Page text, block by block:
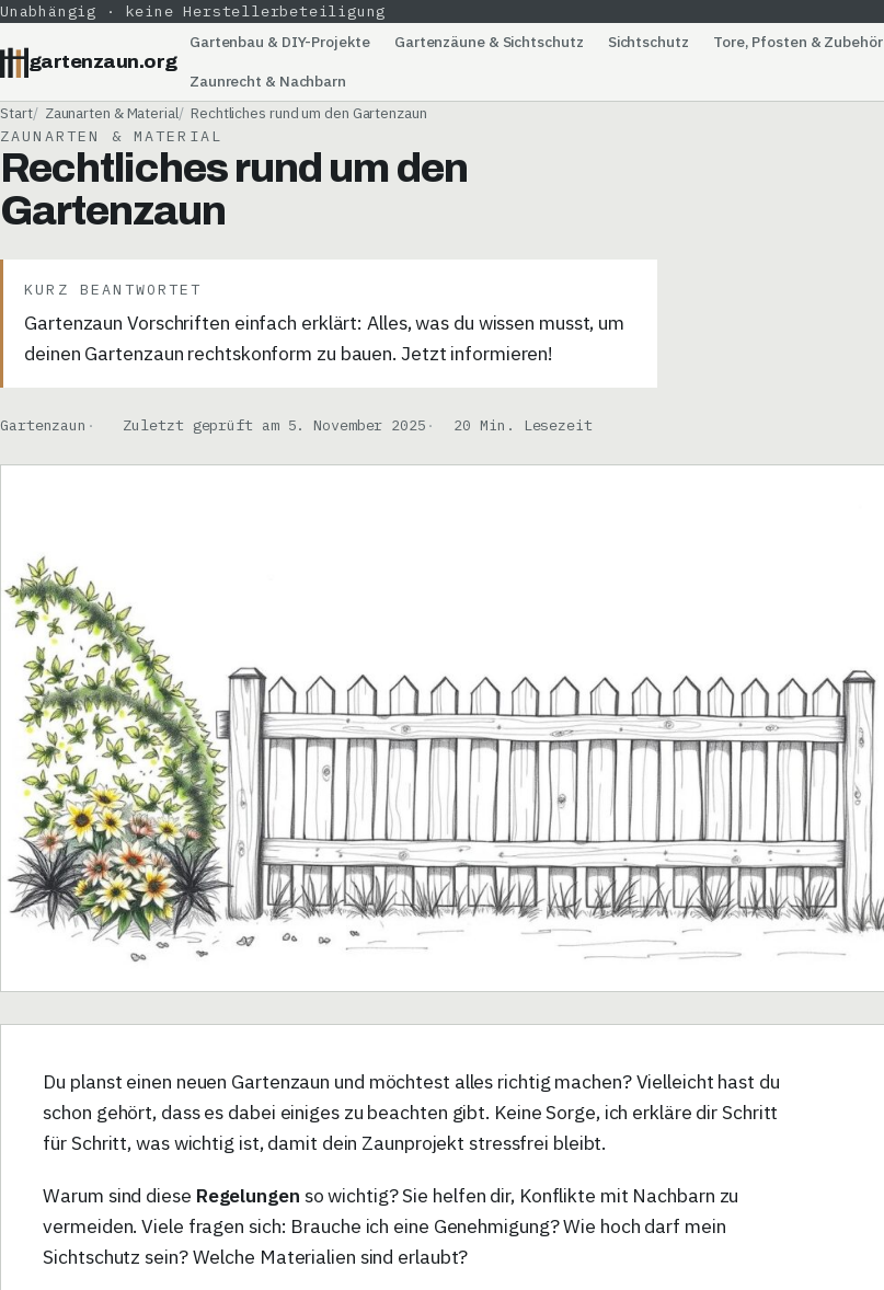
Unabhängig · keine Herstellerbeteiligung
gartenzaun.org
Gartenbau & DIY-Projekte Gartenzäune & Sichtschutz Sichtschutz Tore, Pfosten & Zubehör
Zaunrecht & Nachbarn
Start
Zaunarten & Material
Rechtliches rund um den Gartenzaun
ZAUNARTEN & MATERIAL
Rechtliches rund um den
Gartenzaun
KURZ BEANTWORTET
Gartenzaun Vorschriften einfach erklärt: Alles, was du wissen musst, um
deinen Gartenzaun rechtskonform zu bauen. Jetzt informieren!
Gartenzaun Zuletzt geprüft am 5. November 2025 20 Min. Lesezeit
Du planst einen neuen Gartenzaun und möchtest alles richtig machen? Vielleicht hast du
schon gehört, dass es dabei einiges zu beachten gibt. Keine Sorge, ich erkläre dir Schritt
für Schritt, was wichtig ist, damit dein Zaunprojekt stressfrei bleibt.
Warum sind diese Regelungen so wichtig? Sie helfen dir, Konflikte mit Nachbarn zu
vermeiden. Viele fragen sich: Brauche ich eine Genehmigung? Wie hoch darf mein
Sichtschutz sein? Welche Materialien sind erlaubt?